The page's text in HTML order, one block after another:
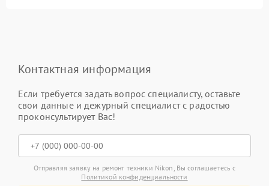
Контактная информация
Если требуется задать вопрос специалисту, оставьте
свои данные и дежурный специалист с радостью
проконсультирует Вас!
Отправляя заявку на ремонт техники Nikon, Вы соглашаетесь с
Политикой конфиденциальности